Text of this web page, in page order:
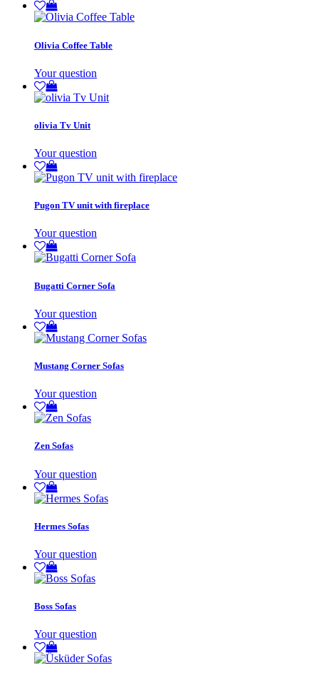
Olivia Coffee Table
Your question
olivia Tv Unit
Your question
Pugon TV unit with fireplace
Your question
Bugatti Corner Sofa
Your question
Mustang Corner Sofas
Your question
Zen Sofas
Your question
Hermes Sofas
Your question
Boss Sofas
Your question